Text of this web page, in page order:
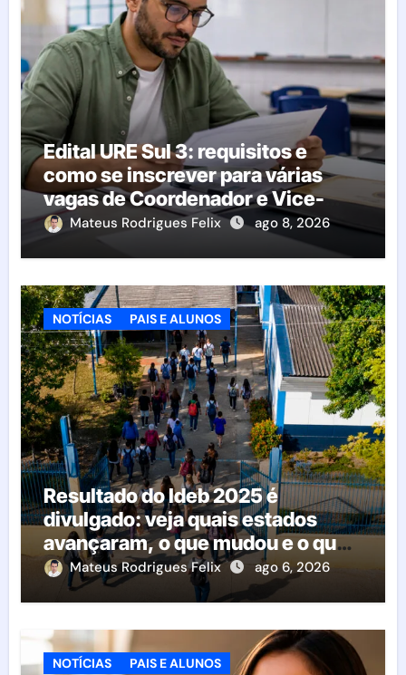
Edital URE Sul 3: requisitos e
como se inscrever para várias
vagas de Coordenador e Vice-
Diretor
Mateus Rodrigues Felix ago 8, 2026
NOTÍCIAS PAIS E ALUNOS
Resultado do Ideb 2025 é
divulgado: veja quais estados
avançaram, o que mudou e o que
esperar da educação brasileira
Mateus Rodrigues Felix ago 6, 2026
NOTÍCIAS PAIS E ALUNOS